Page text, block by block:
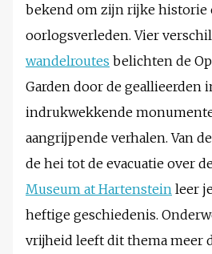
bekend om zijn rijke historie
oorlogsverleden. Vier
wandelroutes belichten de
Garden door de geallieerden
indrukwekkende
aangrijpende verhalen. Van
de hei tot de evacuatie over
Museum at Hartenstein leer
heftige geschiedenis.
vrijheid leeft dit thema meer